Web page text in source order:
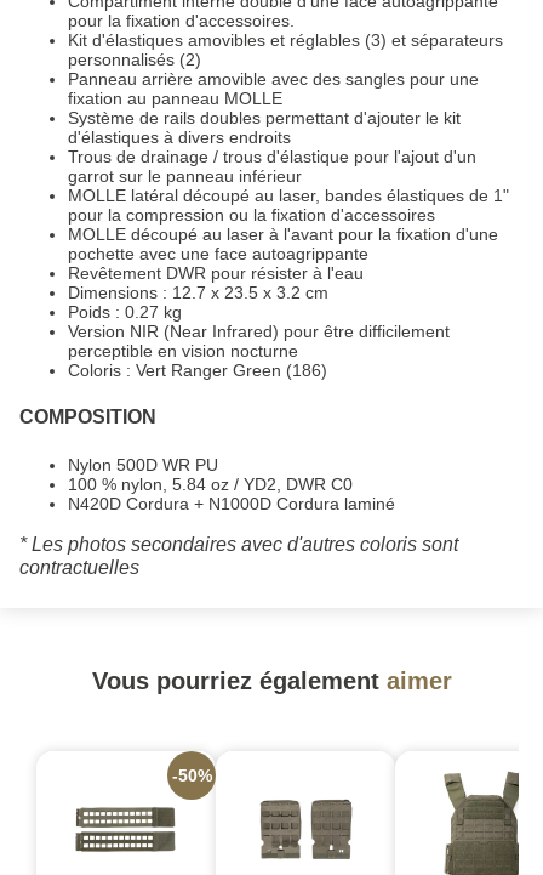
pour la fixation d'accessoires.
Kit d'élastiques amovibles et réglables (3) et séparateurs
personnalisés (2)
Panneau arrière amovible avec des sangles pour une
fixation au panneau MOLLE
Système de rails doubles permettant d'ajouter le kit
d'élastiques à divers endroits
Trous de drainage / trous d'élastique pour l'ajout d'un
garrot sur le panneau inférieur
MOLLE latéral découpé au laser, bandes élastiques de 1"
pour la compression ou la fixation d'accessoires
MOLLE découpé au laser à l'avant pour la fixation d'une
pochette avec une face autoagrippante
Revêtement DWR pour résister à l'eau
Dimensions : 12.7 x 23.5 x 3.2 cm
Poids : 0.27 kg
Version NIR (Near Infrared) pour être difficilement
perceptible en vision nocturne
Coloris : Vert Ranger Green (186)
COMPOSITION
Nylon 500D WR PU
100 % nylon, 5.84 oz / YD2, DWR C0
N420D Cordura + N1000D Cordura laminé
* Les photos secondaires avec d'autres coloris sont
contractuelles
Vous pourriez également aimer
-50%